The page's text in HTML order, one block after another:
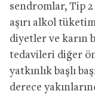
sendromlar, Tip 2
aşırı alkol
diyetler ve karın
tedavileri diğer
yatkınlık başlı
derece